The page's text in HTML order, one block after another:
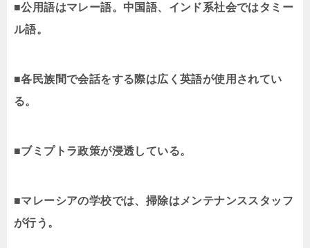
■公用語はマレー語。中国語、インド系社会ではタミー
ル語。
■各民族間で会話をする際は広く英語が使用されてい
る。
■ブミプトラ政策が浸透している。
■マレーシアの学校では、掃除はメンテナンススタッフ
が行う。